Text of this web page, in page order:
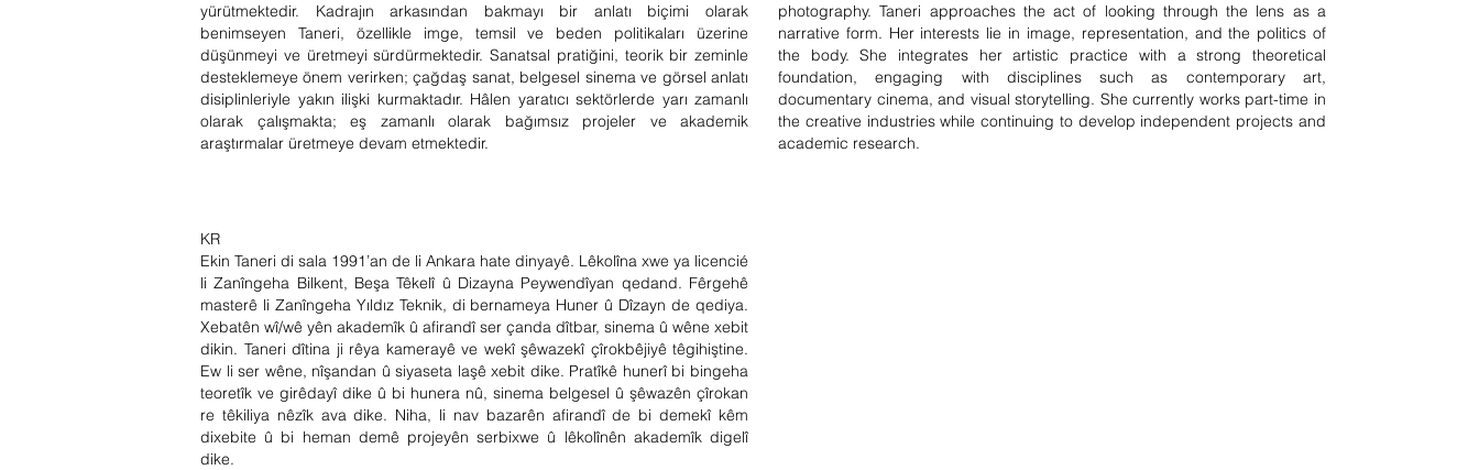
yürütmektedir. Kadrajın arkasından bakmayı bir anlatı biçimi olarak
benimseyen Taneri, özellikle imge, temsil ve beden politikaları üzerine
düşünmeyi ve üretmeyi sürdürmektedir. Sanatsal pratiğini, teorik bir zeminle
desteklemeye önem verirken; çağdaş sanat, belgesel sinema ve görsel anlatı
disiplinleriyle yakın ilişki kurmaktadır. Hâlen yaratıcı sektörlerde yarı zamanlı
olarak çalışmakta; eş zamanlı olarak bağımsız projeler ve akademik
araştırmalar üretmeye devam etmektedir.
photography. Taneri approaches the act of looking through the lens as a
narrative form. Her interests lie in image, representation, and the politics of
the body. She integrates her artistic practice with a strong theoretical
foundation, engaging with disciplines such as contemporary art,
documentary cinema, and visual storytelling. She currently works part-time in
the creative industries while continuing to develop independent projects and
academic research.
KR
Ekin Taneri di sala 1991’an de li Ankara hate dinyayê. Lêkolîna xwe ya licencié
li Zanîngeha Bilkent, Beşa Têkelî û Dizayna Peywendîyan qedand. Fêrgehê
masterê li Zanîngeha Yıldız Teknik, di bernameya Huner û Dîzayn de qediya.
Xebatên wî/wê yên akademîk û afirandî ser çanda dîtbar, sinema û wêne xebit
dikin. Taneri dîtina ji rêya kamerayê ve wekî şêwazekî çîrokbêjiyê têgihiştine.
Ew li ser wêne, nîşandan û siyaseta laşê xebit dike. Pratîkê hunerî bi bingeha
teoretîk ve girêdayî dike û bi hunera nû, sinema belgesel û şêwazên çîrokan
re têkiliya nêzîk ava dike. Niha, li nav bazarên afirandî de bi demekî kêm
dixebite û bi heman demê projeyên serbixwe û lêkolînên akademîk digelî
dike.